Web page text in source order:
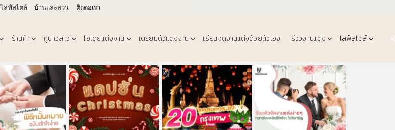
ไลฟ์สไตล์ บ้านและสวน ติดต่อเรา
ร้านค้า คู่บ่าวสาว ไอเดียแต่งงาน เตรียมตัวแต่งงาน เรียนจัดงานแต่งด้วยตัวเอง รีวิวงานแต่ง ไลฟ์สไตล์